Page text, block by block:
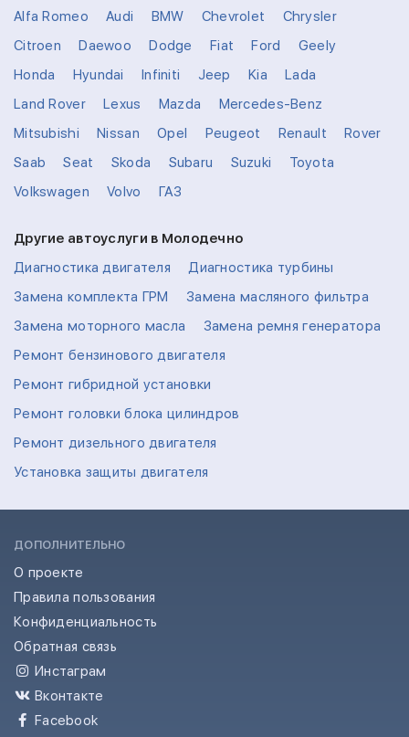
Alfa Romeo
Audi BMW Chevrolet
Chrysler
Citroen
Daewoo Dodge Fiat Ford
Geely
Honda
Hyundai Infiniti Jeep Kia
Lada
Land Rover
Lexus Mazda
Mercedes-Benz
Mitsubishi
Nissan Opel Peugeot Renault
Rover
Saab
Seat Skoda Subaru Suzuki
Toyota
Volkswagen
Volvo ГАЗ
Другие автоуслуги в Молодечно
Диагностика двигателя
Диагностика турбины
Замена комплекта ГРМ
Замена масляного фильтра
Замена моторного масла
Замена ремня генератора
Ремонт бензинового двигателя
Ремонт гибридной установки
Ремонт головки блока цилиндров
Ремонт дизельного двигателя
Установка защиты двигателя
ДОПОЛНИТЕЛЬНО
О проекте
Правила пользования
Конфиденциальность
Обратная связь
Инстаграм
Вконтакте
Facebook